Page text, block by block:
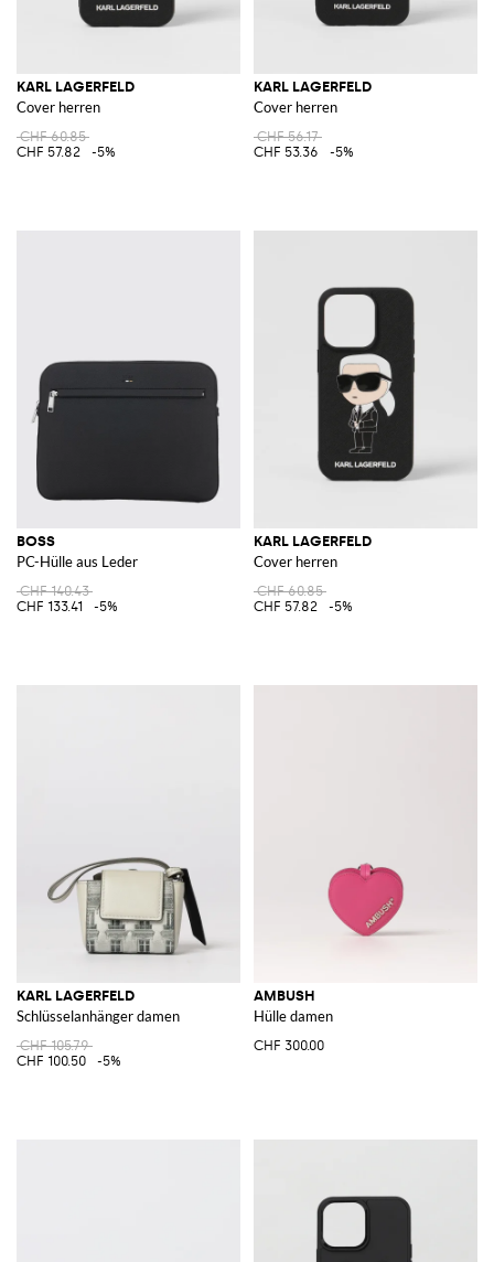
KARL LAGERFELD
Cover herren
CHF 60.85
CHF 57.82
-5%
KARL LAGERFELD
Cover herren
CHF 56.17
CHF 53.36
-5%
BOSS
PC-Hülle aus Leder
CHF 140.43
CHF 133.41
-5%
KARL LAGERFELD
Cover herren
CHF 60.85
CHF 57.82
-5%
KARL LAGERFELD
Schlüsselanhänger damen
CHF 105.79
CHF 100.50
-5%
AMBUSH
Hülle damen
CHF 300.00